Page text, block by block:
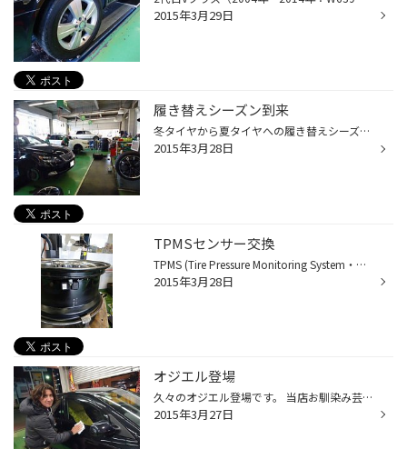
2015年3月29日
履き替えシーズン到来
冬タイヤから夏タイヤへの履き替えシーズン到来。 毎年、春分の日が過ぎ、暖かくなり始めるとやってくるタイヤ館の一大イベント。 それが春の履き替え。脱着（だっちゃく）と我々業界人は呼びます。 お客様に「タイヤ交換したいんですけど。」と言われると・・・ ①新品タイヤへの交換 ②現在持ってい...
2015年3月28日
TPMSセンサー交換
TPMS (Tire Pressure Monitoring System・タイヤ・プレッシャー・モニタリング・シ ステム)とは、自動車のタイヤ空気圧を常時監視する装置のこと。 タイヤの内部に送信機を内蔵したセンサーを設置し、そのデータを無線でコントロールユニ ットへ送ることで、走行中でもタイヤ空気圧をモニタリングで...
2015年3月28日
オジエル登場
久々のオジエル登場です。 当店お馴染み芸能人オジエル・・・。 春の履き替えとオイル交換です。 いつもありがとうございます。 いつも、ラ〇ス瑠偉氏や、キングオブトーキョーことアマ〇オ氏と交流が深いオジエル。 花粉症のオジエル・・・。 ブラジル人も日本の生活が長いと花粉症になるようです(>_
2015年3月27日